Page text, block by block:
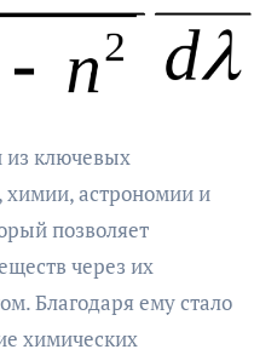
химии, астрономии и
позволяет
через их
Благодаря ему стало
химических